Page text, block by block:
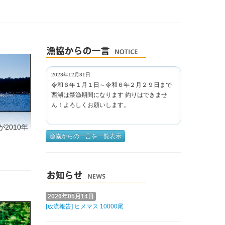
2010年
2023年12月31日
令和６年１月１日～令和６年２月２９日まで
西湖は禁漁期間になります 釣りはできませ
ん！よろしくお願いします。
漁協からの一言を一覧表示
2026年05月14日
[放流報告] ヒメマス 10000尾